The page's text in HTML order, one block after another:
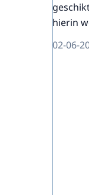
hierin
02-06-